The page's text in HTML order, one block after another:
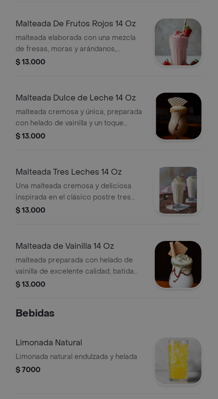
Malteada De Frutos Rojos 14 Oz
malteada elaborada con una mezcla
de fresas, moras y arándanos,
combinados con helado suave para
momento.
$ 13.000
Malteada Dulce de Leche 14 Oz
malteada cremosa y única, preparada
con helado de vainilla y un toque
generoso de dulce de leche que
$ 13.000
Malteada Tres Leches 14 Oz
Una malteada cremosa y deliciosa
inspirada en el clásico postre tres
leches, con el equilibrio perfecto de
$ 13.000
Malteada de Vainilla 14 Oz
malteada preparada con helado de
vainilla de excelente calidad, batida
hasta alcanzar una textura perfecta.
$ 13.000
Bebidas
Limonada Natural
Limonada natural endulzada y helada
$ 7000